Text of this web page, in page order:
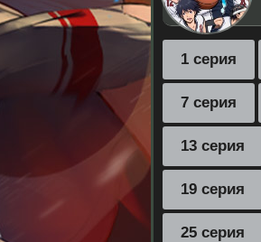
1 серия
7 серия
13 серия
19 серия
25 серия